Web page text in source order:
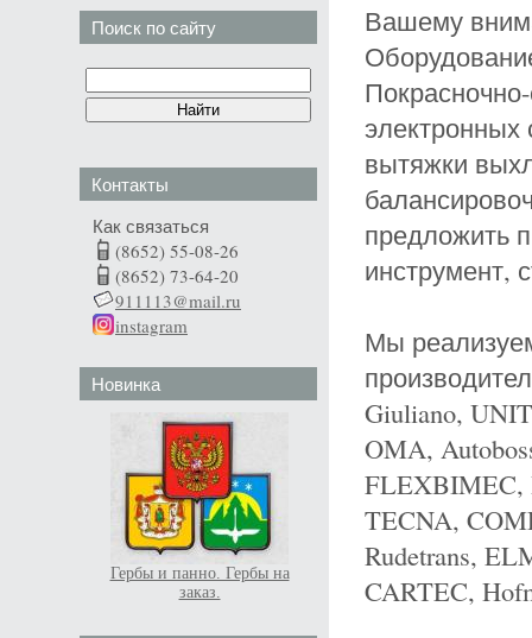
Поиск по сайту
Контакты
Как связаться
(8652) 55-08-26
(8652) 73-64-20
911113@mail.ru
instagram
Новинка
Гербы и панно. Гербы на
заказ.
Вашему
вытяжки
предложить
инструмент,
Мы
Giuliano,
OMA,
FLEXBIMEC,
TECNA,
Rudetrans,
CARTEC,